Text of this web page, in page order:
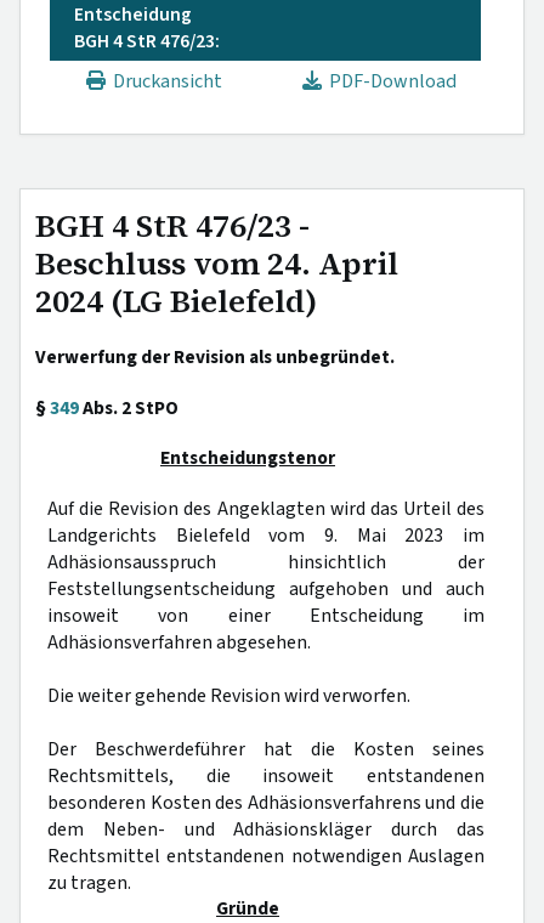
Entscheidung
BGH 4 StR 476/23:
Druckansicht
PDF-Download
BGH 4 StR 476/23 -
Beschluss vom 24. April
2024 (LG Bielefeld)
Verwerfung der Revision als unbegründet.
§349Abs. 2 StPO
Entscheidungstenor
Auf die Revision des Angeklagten wird das Urteil des
Landgerichts Bielefeld vom 9. Mai 2023 im
Adhäsionsausspruch hinsichtlich der
Feststellungsentscheidung aufgehoben und auch
insoweit von einer Entscheidung im
Adhäsionsverfahren abgesehen.
Die weiter gehende Revision wird verworfen.
Der Beschwerdeführer hat die Kosten seines
Rechtsmittels, die insoweit entstandenen
besonderen Kosten des Adhäsionsverfahrens und die
dem Neben- und Adhäsionskläger durch das
Rechtsmittel entstandenen notwendigen Auslagen
zu tragen.
Gründe